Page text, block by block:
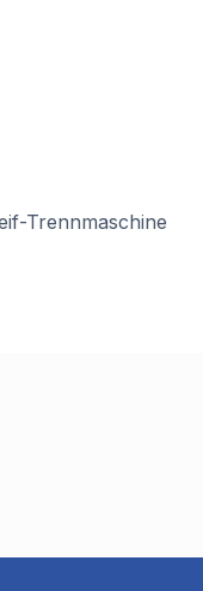
Trennmaschine